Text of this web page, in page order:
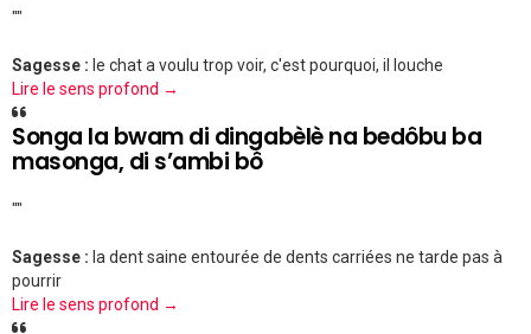
""
Sagesse : le chat a voulu trop voir, c'est pourquoi, il louche
Lire le sens profond →
Songa la bwam di dingabèlè na bedôbu ba
masonga, di s’ambi bô
""
Sagesse : la dent saine entourée de dents carriées ne tarde pas à
pourrir
Lire le sens profond →